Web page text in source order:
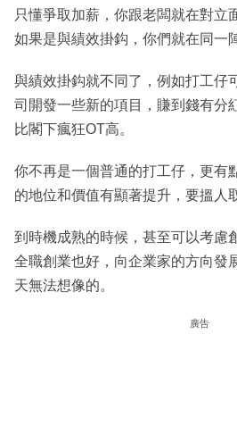
只懂爭取加薪，你跟老闆就在對立
如果是與績效掛鈎，你們就在同一
與績效掛鈎就不同了，例如打工仔
司開發一些新的項目，賺到錢有分
比閣下瘋狂OT高。
你不再是一個普通的打工仔，更有
的地位和價值有顯著提升，要搵人
到時機成熟的時候，甚至可以考慮
全職創業也好，向企業家的方向發
天無法想像的。
廣告